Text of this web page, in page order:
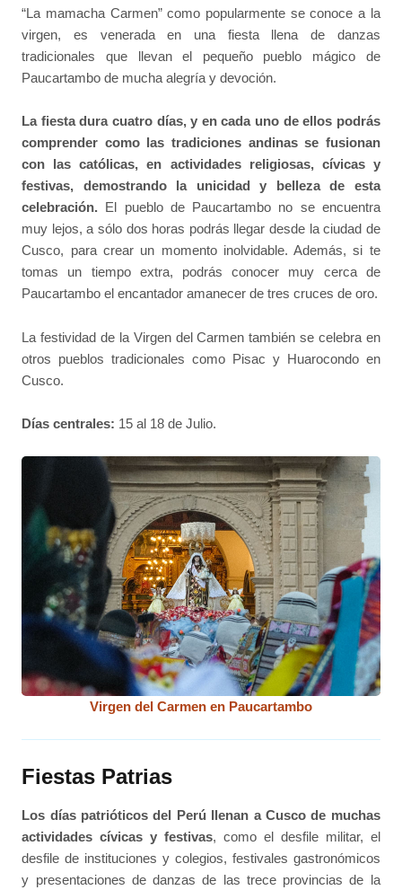
“La mamacha Carmen” como popularmente se conoce a la
virgen, es venerada en una fiesta llena de danzas
tradicionales que llevan el pequeño pueblo mágico de
Paucartambo de mucha alegría y devoción.
La fiesta dura cuatro días, y en cada uno de ellos podrás
comprender como las tradiciones andinas se fusionan
con las católicas, en actividades religiosas, cívicas y
festivas, demostrando la unicidad y belleza de esta
celebración. El pueblo de Paucartambo no se encuentra
muy lejos, a sólo dos horas podrás llegar desde la ciudad de
Cusco, para crear un momento inolvidable. Además, si te
tomas un tiempo extra, podrás conocer muy cerca de
Paucartambo el encantador amanecer de tres cruces de oro.
La festividad de la Virgen del Carmen también se celebra en
otros pueblos tradicionales como Pisac y Huarocondo en
Cusco.
Días centrales: 15 al 18 de Julio.
Virgen del Carmen en Paucartambo
Fiestas Patrias
Los días patrióticos del Perú llenan a Cusco de muchas
actividades cívicas y festivas, como el desfile militar, el
desfile de instituciones y colegios, festivales gastronómicos
y presentaciones de danzas de las trece provincias de la